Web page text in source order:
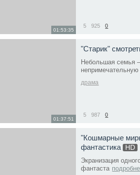
01:53:35
5 925 0
01:37:51
"Старик"
Небольшая семья
драма
5 987 0
"Кошмарные
фантастика
HD
Экранизация
фантаста